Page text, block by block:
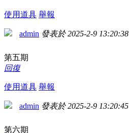
使用道具 舉報
admin 發表於 2025-2-9 13:20:38
第五期
回復
使用道具 舉報
admin 發表於 2025-2-9 13:20:45
第六期